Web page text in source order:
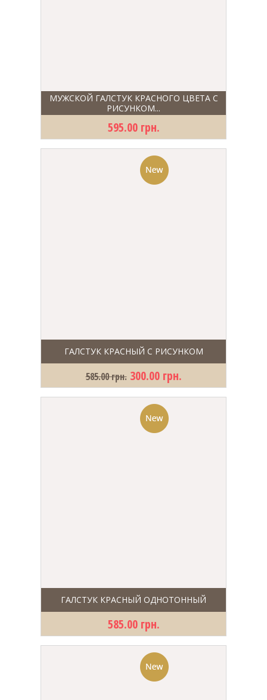
МУЖСКОЙ ГАЛСТУК КРАСНОГО ЦВЕТА С
РИСУНКОМ...
595.00 грн.
ГАЛСТУК КРАСНЫЙ С РИСУНКОМ
585.00 грн. 300.00 грн.
ГАЛСТУК КРАСНЫЙ ОДНОТОННЫЙ
585.00 грн.